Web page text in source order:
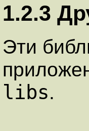
1.2.3
Эти
libs.